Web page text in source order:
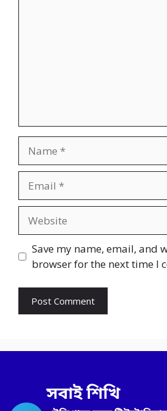
Save my name, email, and
browser for the next time I